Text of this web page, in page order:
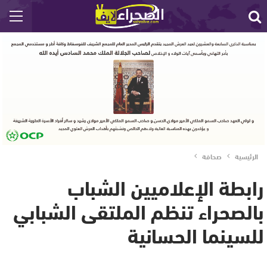
الرئيسية صحافة
رابطة الإعلاميين الشباب
بالصحراء تنظم الملتقى الشبابي
للسينما الحسانية